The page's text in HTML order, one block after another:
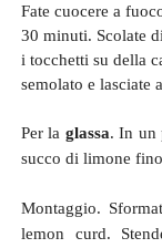
Fate cuocere a
30 minuti. Scolate
i tocchetti su della
semolato e lasciate
Per la glassa. In un
succo di limone
Montaggio.
lemon curd.